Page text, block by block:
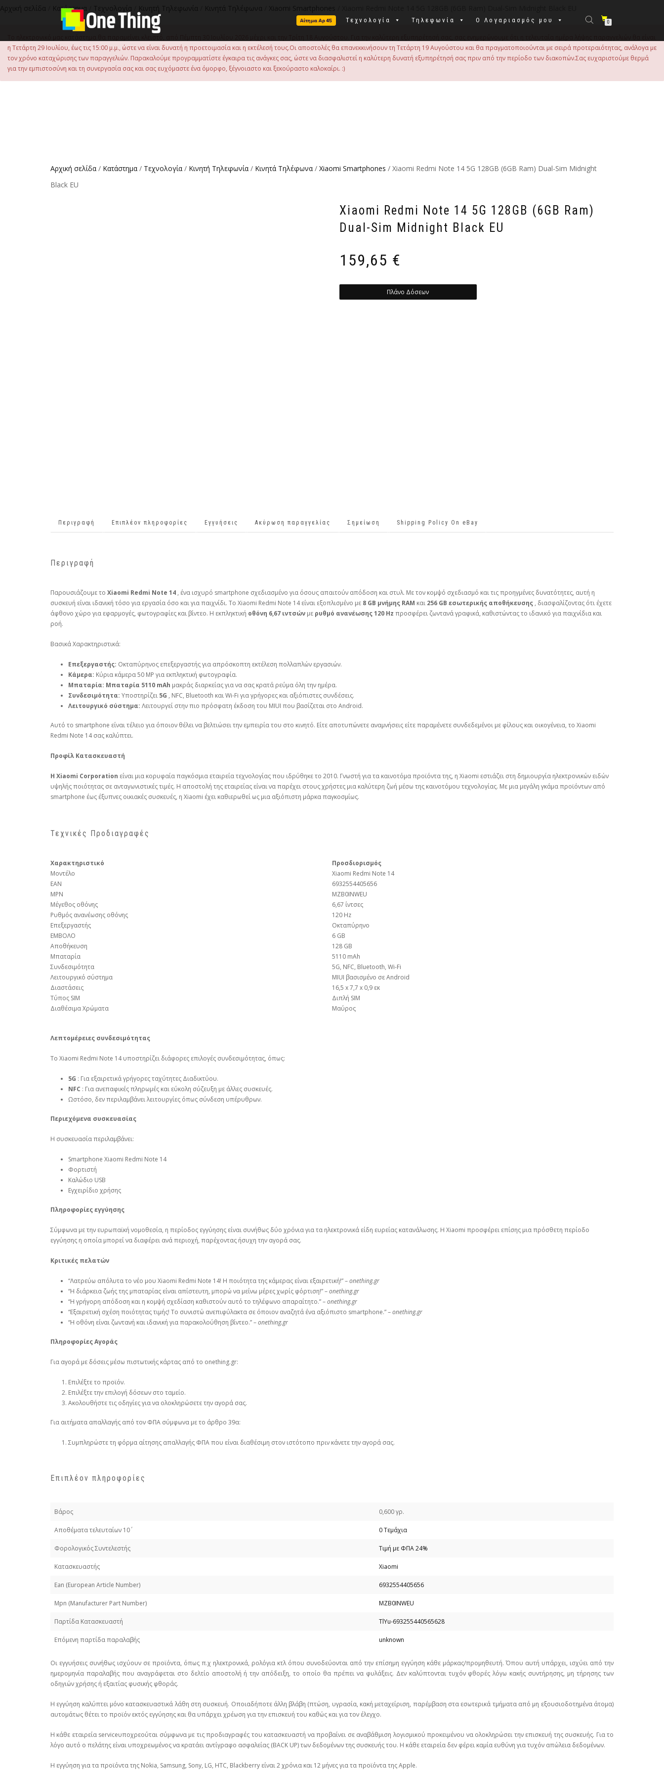
Τεχνολογία Τηλεφωνία Ο Λογαριασμός μου 0
Αρχική σελίδα Κατάστημα Τεχνολογία Κινητή Τηλεφωνία Κινητά Τηλέφωνα Xiaomi Smartphones
η Τετάρτη 29 Ιουλίου, έως τις 15:00 μ.μ., ώστε να είναι δυνατή η προετοιμασία και η εκτέλεσή τους.Οι αποστολές θα επανεκκινήσουν τη Τετάρτη 19 Αυγούστου και θα πραγματοποιούνται με σειρά προτεραιότητας, ανάλογα με
τον χρόνο καταχώρισης των παραγγελιών. Παρακαλούμε προγραμματίστε έγκαιρα τις ανάγκες σας, ώστε να διασφαλιστεί η καλύτερη δυνατή εξυπηρέτησή σας πριν από την περίοδο των διακοπών.Σας ευχαριστούμε θερμά
για την εμπιστοσύνη και τη συνεργασία σας και σας ευχόμαστε ένα όμορφο, ξέγνοιαστο και ξεκούραστο καλοκαίρι. :)
Αρχική σελίδα / Κατάστημα / Τεχνολογία / Κινητή Τηλεφωνία / Κινητά Τηλέφωνα / Xiaomi Smartphones / Xiaomi Redmi Note 14 5G 128GB (6GB Ram) Dual-Sim Midnight
Black EU
Xiaomi Redmi Note 14 5G 128GB (6GB Ram)
Dual-Sim Midnight Black EU
159,65 €
Πλάνο Δόσεων
Περιγραφή Επιπλέον πληροφορίες Εγγυήσεις Ακύρωση παραγγελίας Σημείωση Shipping Policy On eBay
Περιγραφή
Παρουσιάζουμε το Xiaomi Redmi Note 14 , ένα ισχυρό smartphone σχεδιασμένο για όσους απαιτούν απόδοση και στυλ. Με τον κομψό σχεδιασμό και τις προηγμένες δυνατότητες, αυτή η
συσκευή είναι ιδανική τόσο για εργασία όσο και για παιχνίδι. Το Xiaomi Redmi Note 14 είναι εξοπλισμένο με 8 GB μνήμης RAM και 256 GB εσωτερικής αποθήκευσης , διασφαλίζοντας ότι έχετε
άφθονο χώρο για εφαρμογές, φωτογραφίες και βίντεο. Η εκπληκτική οθόνη 6,67 ιντσών με ρυθμό ανανέωσης 120 Hz προσφέρει ζωντανά γραφικά, καθιστώντας το ιδανικό για παιχνίδια και
ροή.
Βασικά Χαρακτηριστικά:
Επεξεργαστής: Οκταπύρηνος επεξεργαστής για απρόσκοπτη εκτέλεση πολλαπλών εργασιών.
Κάμερα: Κύρια κάμερα 50 MP για εκπληκτική φωτογραφία.
Μπαταρία: Μπαταρία 5110 mAh μακράς διαρκείας για να σας κρατά ρεύμα όλη την ημέρα.
Συνδεσιμότητα: Υποστηρίζει 5G , NFC, Bluetooth και Wi-Fi για γρήγορες και αξιόπιστες συνδέσεις.
Λειτουργικό σύστημα: Λειτουργεί στην πιο πρόσφατη έκδοση του MIUI που βασίζεται στο Android.
Αυτό το smartphone είναι τέλειο για όποιον θέλει να βελτιώσει την εμπειρία του στο κινητό. Είτε αποτυπώνετε αναμνήσεις είτε παραμένετε συνδεδεμένοι με φίλους και οικογένεια, το Xiaomi
Redmi Note 14 σας καλύπτει.
Προφίλ Κατασκευαστή
Η Xiaomi Corporation είναι μια κορυφαία παγκόσμια εταιρεία τεχνολογίας που ιδρύθηκε το 2010. Γνωστή για τα καινοτόμα προϊόντα της, η Xiaomi εστιάζει στη δημιουργία ηλεκτρονικών ειδών
υψηλής ποιότητας σε ανταγωνιστικές τιμές. Η αποστολή της εταιρείας είναι να παρέχει στους χρήστες μια καλύτερη ζωή μέσω της καινοτόμου τεχνολογίας. Με μια μεγάλη γκάμα προϊόντων από
smartphone έως έξυπνες οικιακές συσκευές, η Xiaomi έχει καθιερωθεί ως μια αξιόπιστη μάρκα παγκοσμίως.
Τεχνικές Προδιαγραφές
Χαρακτηριστικό
Προσδιορισμός
Μοντέλο
Xiaomi Redmi Note 14
EAN
6932554405656
MPN
MZB0INWEU
Μέγεθος οθόνης
6,67 ίντσες
Ρυθμός ανανέωσης οθόνης
120 Hz
Επεξεργαστής
Οκταπύρηνο
ΕΜΒΟΛΟ
6 GB
Αποθήκευση
128 GB
Μπαταρία
5110 mAh
Συνδεσιμότητα
5G, NFC, Bluetooth, Wi-Fi
Λειτουργικό σύστημα
MIUI βασισμένο σε Android
Διαστάσεις
16,5 x 7,7 x 0,9 εκ
Τύπος SIM
Διπλή SIM
Διαθέσιμα Χρώματα
Μαύρος
Λεπτομέρειες συνδεσιμότητας
Το Xiaomi Redmi Note 14 υποστηρίζει διάφορες επιλογές συνδεσιμότητας, όπως:
5G : Για εξαιρετικά γρήγορες ταχύτητες Διαδικτύου.
NFC : Για ανεπαφικές πληρωμές και εύκολη σύζευξη με άλλες συσκευές.
Ωστόσο, δεν περιλαμβάνει λειτουργίες όπως σύνδεση υπέρυθρων.
Περιεχόμενα συσκευασίας
Η συσκευασία περιλαμβάνει:
Smartphone Xiaomi Redmi Note 14
Φορτιστή
Καλώδιο USB
Εγχειρίδιο χρήσης
Πληροφορίες εγγύησης
Σύμφωνα με την ευρωπαϊκή νομοθεσία, η περίοδος εγγύησης είναι συνήθως δύο χρόνια για τα ηλεκτρονικά είδη ευρείας κατανάλωσης. Η Xiaomi προσφέρει επίσης μια πρόσθετη περίοδο
εγγύησης η οποία μπορεί να διαφέρει ανά περιοχή, παρέχοντας ήσυχη την αγορά σας.
Κριτικές πελατών
“Λατρεύω απόλυτα το νέο μου Xiaomi Redmi Note 14! Η ποιότητα της κάμερας είναι εξαιρετική!” –onething.gr
“Η διάρκεια ζωής της μπαταρίας είναι απίστευτη, μπορώ να μείνω μέρες χωρίς φόρτιση!” –onething.gr
“Η γρήγορη απόδοση και η κομψή σχεδίαση καθιστούν αυτό το τηλέφωνο απαραίτητο.” –onething.gr
“Εξαιρετική σχέση ποιότητας τιμής! Το συνιστώ ανεπιφύλακτα σε όποιον αναζητά ένα αξιόπιστο smartphone.” –onething.gr
“Η οθόνη είναι ζωντανή και ιδανική για παρακολούθηση βίντεο.” –onething.gr
Πληροφορίες Αγοράς
Για αγορά με δόσεις μέσω πιστωτικής κάρτας από το onething.gr:
Επιλέξτε το προϊόν.
Επιλέξτε την επιλογή δόσεων στο ταμείο.
Ακολουθήστε τις οδηγίες για να ολοκληρώσετε την αγορά σας.
Για αιτήματα απαλλαγής από τον ΦΠΑ σύμφωνα με το άρθρο 39α:
Συμπληρώστε τη φόρμα αίτησης απαλλαγής ΦΠΑ που είναι διαθέσιμη στον ιστότοπο πριν κάνετε την αγορά σας.
Επιπλέον πληροφορίες
Βάρος 0,600 γρ.
Απoθέματα τελευταίων 10΄ 0 Τεμάχια
Φορολογικός Συντελεστής Τιμή με ΦΠΑ 24%
Κατασκευαστής Xiaomi
Εan (European Article Number) 6932554405656
Mpn (Manufacturer Part Number) MZB0INWEU
Παρτίδα Κατασκευαστή TlYu-693255440565628
Επόμενη παρτίδα παραλαβής unknown
Οι εγγυήσεις συνήθως ισχύουν σε προϊόντα, όπως π.χ ηλεκτρονικά, ρολόγια κτλ όπου συνοδεύονται από την επίσημη εγγύηση κάθε μάρκας/προμηθευτή. Όπου αυτή υπάρχει, ισχύει από την
ημερομηνία παραλαβής που αναγράφεται στο δελτίο αποστολή ή την απόδειξη, το οποίο θα πρέπει να φυλάξεις. Δεν καλύπτονται τυχόν φθορές λόγω κακής συντήρησης, μη τήρησης των
οδηγιών χρήσης ή εξαιτίας φυσικής φθοράς.
Η εγγύηση καλύπτει μόνο κατασκευαστικά λάθη στη συσκευή. Οποιαδήποτε άλλη βλάβη (πτώση, υγρασία, κακή μεταχείριση, παρέμβαση στα εσωτερικά τμήματα από μη εξουσιοδοτημένα άτομα)
αυτομάτως θέτει το προϊόν εκτός εγγύησης και θα υπάρχει χρέωση για την επισκευή του καθώς και για τον έλεγχο.
Η κάθε εταιρεία serviceυποχρεούται σύμφωνα με τις προδιαγραφές του κατασκευαστή να προβαίνει σε αναβάθμιση λογισμικού προκειμένου να ολοκληρώσει την επισκευή της συσκευής. Για το
λόγο αυτό ο πελάτης είναι υποχρεωμένος να κρατάει αντίγραφο ασφαλείας (BACK UP) των δεδομένων της συσκευής του. Η κάθε εταιρεία δεν φέρει καμία ευθύνη για τυχόν απώλεια δεδομένων.
Η εγγύηση για τα προϊόντα της Nokia, Samsung, Sony, LG, HTC, Blackberry είναι 2 χρόνια και 12 μήνες για τα προϊόντα της Apple.